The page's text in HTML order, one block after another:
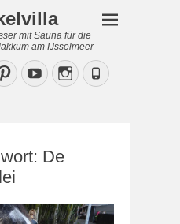
mit Sauna für die
am IJsselmeer
PinterestYouTubeInstagram
Phone
De